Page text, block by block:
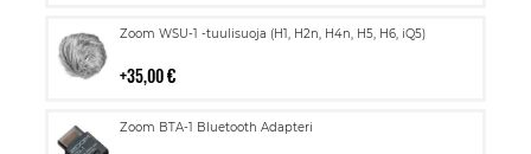
Zoom WSU-1 -tuulisuoja (H1, H2n, H4n, H5, H6, iQ5)
35,00 €
Lisää
Zoom BTA-1 Bluetooth Adapteri
Lisää